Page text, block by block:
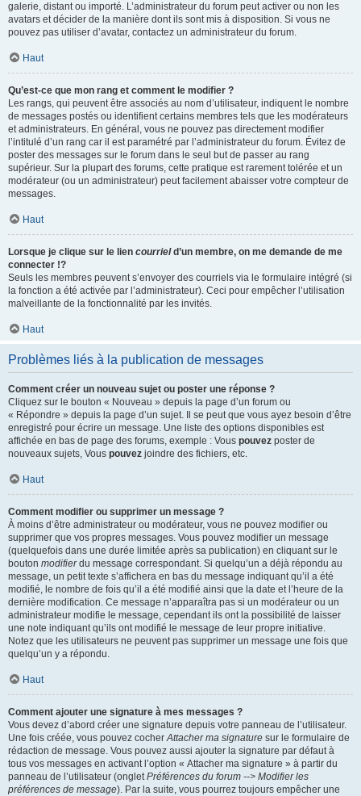
galerie, distant ou importé. L’administrateur du forum peut activer ou non les
avatars et décider de la manière dont ils sont mis à disposition. Si vous ne
pouvez pas utiliser d’avatar, contactez un administrateur du forum.
Haut
Qu’est-ce que mon rang et comment le modifier ?
Les rangs, qui peuvent être associés au nom d’utilisateur, indiquent le nombre
de messages postés ou identifient certains membres tels que les modérateurs
et administrateurs. En général, vous ne pouvez pas directement modifier
l’intitulé d’un rang car il est paramétré par l’administrateur du forum. Évitez de
poster des messages sur le forum dans le seul but de passer au rang
supérieur. Sur la plupart des forums, cette pratique est rarement tolérée et un
modérateur (ou un administrateur) peut facilement abaisser votre compteur de
messages.
Haut
Lorsque je clique sur le lien courrield’un membre, on me demande de me
connecter !?
Seuls les membres peuvent s’envoyer des courriels via le formulaire intégré (si
la fonction a été activée par l’administrateur). Ceci pour empêcher l’utilisation
malveillante de la fonctionnalité par les invités.
Haut
Problèmes liés à la publication de messages
Comment créer un nouveau sujet ou poster une réponse ?
Cliquez sur le bouton « Nouveau » depuis la page d’un forum ou
« Répondre » depuis la page d’un sujet. Il se peut que vous ayez besoin d’être
enregistré pour écrire un message. Une liste des options disponibles est
affichée en bas de page des forums, exemple : Vous pouvez poster de
nouveaux sujets, Vous pouvez joindre des fichiers, etc.
Haut
Comment modifier ou supprimer un message ?
À moins d’être administrateur ou modérateur, vous ne pouvez modifier ou
supprimer que vos propres messages. Vous pouvez modifier un message
(quelquefois dans une durée limitée après sa publication) en cliquant sur le
bouton modifierdu message correspondant. Si quelqu’un a déjà répondu au
message, un petit texte s’affichera en bas du message indiquant qu’il a été
modifié, le nombre de fois qu’il a été modifié ainsi que la date et l’heure de la
dernière modification. Ce message n’apparaîtra pas si un modérateur ou un
administrateur modifie le message, cependant ils ont la possibilité de laisser
une note indiquant qu’ils ont modifié le message de leur propre initiative.
Notez que les utilisateurs ne peuvent pas supprimer un message une fois que
quelqu’un y a répondu.
Haut
Comment ajouter une signature à mes messages ?
Vous devez d’abord créer une signature depuis votre panneau de l’utilisateur.
Une fois créée, vous pouvez cocherAttacher ma signature sur le formulaire de
rédaction de message. Vous pouvez aussi ajouter la signature par défaut à
tous vos messages en activant l’option « Attacher ma signature » à partir du
panneau de l’utilisateur (ongletPréférences du forum --> Modifier les
préférences de message). Par la suite, vous pourrez toujours empêcher une